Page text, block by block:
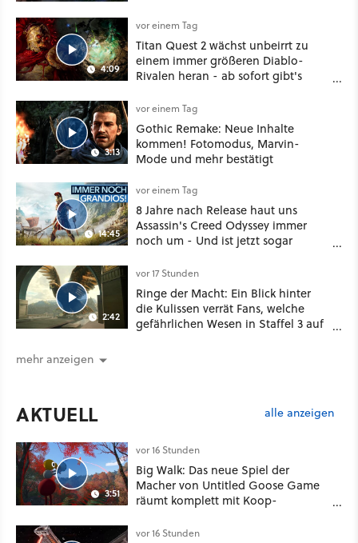
4:09
vor einem Tag
Titan Quest 2 wächst unbeirrt zu
einem immer größeren Diablo-
Rivalen heran - ab sofort gibt's
Klasse
3:13
vor einem Tag
Gothic Remake: Neue Inhalte
kommen! Fotomodus, Marvin-
Mode und mehr bestätigt
14:45
vor einem Tag
8 Jahre nach Release haut uns
Assassin's Creed Odyssey immer
noch um - Und ist jetzt sogar
2:42
vor 17 Stunden
Ringe der Macht: Ein Blick hinter
die Kulissen verrät Fans, welche
gefährlichen Wesen in Staffel 3 auf
mehr anzeigen
AKTUELL alle anzeigen
3:51
vor 16 Stunden
Big Walk: Das neue Spiel der
Macher von Untitled Goose Game
räumt komplett mit Koop-
vor 16 Stunden